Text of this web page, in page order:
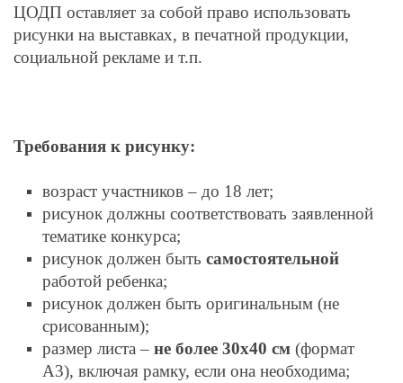
ЦОДП оставляет за собой право использовать
рисунки на выставках, в печатной продукции,
социальной рекламе и т.п.
Требования к рисунку:
возраст участников – до 18 лет;
рисунок должны соответствовать заявленной
тематике конкурса;
рисунок должен быть самостоятельной
работой ребенка;
рисунок должен быть оригинальным (не
срисованным);
размер листа – не более 30х40 см (формат
А3), включая рамку, если она необходима;